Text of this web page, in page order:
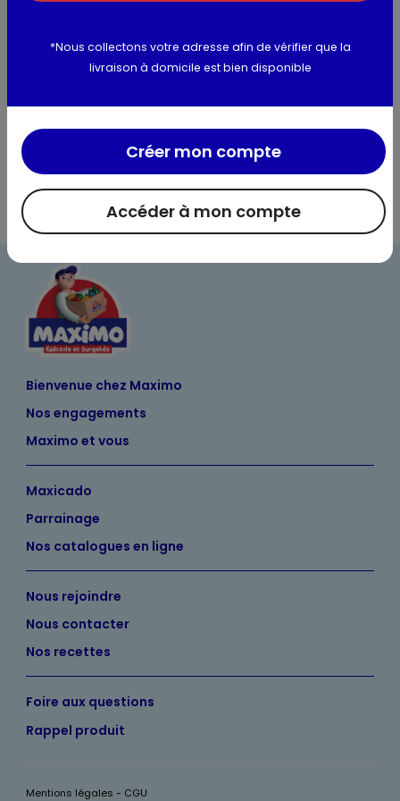
Informations complémentaires
Bienvenue chez Maximo
Nos engagements
Maximo et vous
Maxicado
Parrainage
Nos catalogues en ligne
Nous rejoindre
Nous contacter
Nos recettes
Foire aux questions
Rappel produit
Mentions légales - CGU
*Nous collectons votre adresse afin de vérifier que la
livraison à domicile est bien disponible
Accéder à mon compte
Créer mon compte